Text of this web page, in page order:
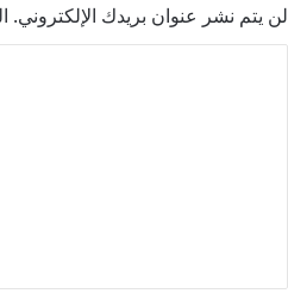
لن يتم نشر عنوان بريدك الإلكتروني.